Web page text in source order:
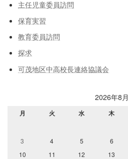
主任児童委員訪問
保育実習
教育委員訪問
探求
可茂地区中高校長連絡協議会
2026年8月
月 火 水 木
3
4 5 6
10
11 12 13